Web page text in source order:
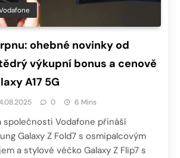
ohebné novinky od
výkupní bonus a cenově
A17 5G
0 6 Mins
společnosti Vodafone přináší
Galaxy Z Fold7 s osmipalcovým
a stylové véčko Galaxy Z Flip7 s